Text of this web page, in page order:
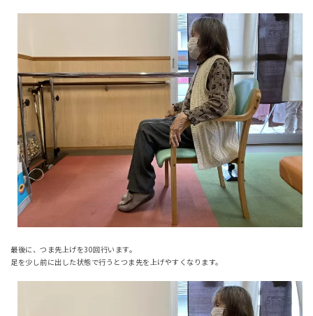
最後に、つま先上げを30回行います。
足を少し前に出した状態で行うとつま先を上げやすくなります。